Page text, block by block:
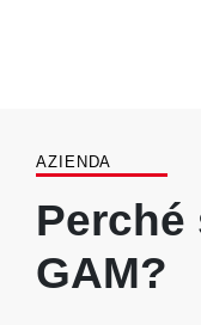
AZIENDA
Perché
GAM?